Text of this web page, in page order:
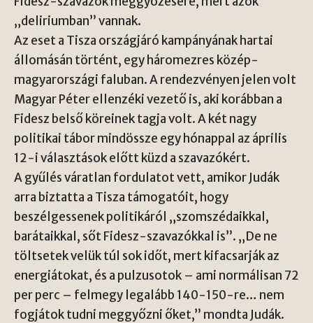
„deliriumban” vannak.
Az eset a Tisza országjáró kampányának hartai
állomásán történt, egy háromezres közép-
magyarországi faluban. A rendezvényen jelen volt
Magyar Péter ellenzéki vezető is, aki korábban a
Fidesz belső köreinek tagja volt. A két nagy
politikai tábor mindössze egy hónappal az április
12-i választások előtt küzd a szavazókért.
A gyűlés váratlan fordulatot vett, amikor Judák
arra biztatta a Tisza támogatóit, hogy
beszélgessenek politikáról „szomszédaikkal,
barátaikkal, sőt Fidesz-szavazókkal is”. „De ne
töltsetek velük túl sok időt, mert kifacsarják az
energiátokat, és a pulzusotok – ami normálisan 72
per perc – felmegy legalább 140-150-re… nem
fogjátok tudni meggyőzni őket,” mondta Judák.